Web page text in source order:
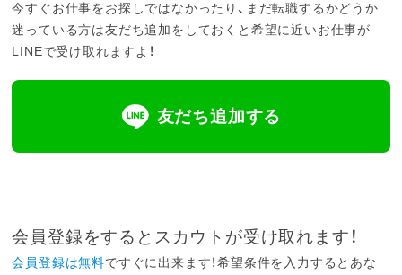
今すぐお仕事をお探しではなかったり、まだ転職するかどうか
迷っている方は友だち追加をしておくと希望に近いお仕事が
LINEで受け取れますよ！
友だち追加する
会員登録をするとスカウトが受け取れます！
会員登録は無料ですぐに出来ます！希望条件を入力するとあな